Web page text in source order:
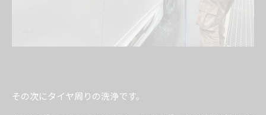
その次にタイヤ周りの洗浄です。